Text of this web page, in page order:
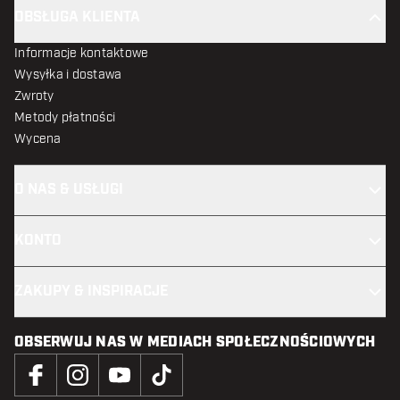
Informacje kontaktowe
Wysyłka i dostawa
Zwroty
Metody płatności
Wycena
OBSERWUJ NAS W MEDIACH SPOŁECZNOŚCIOWYCH